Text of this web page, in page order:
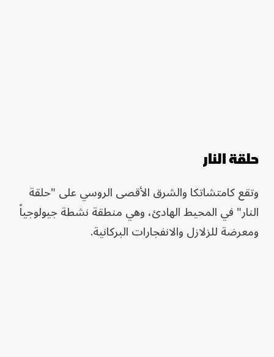
حلقة النار
وتقع كامتشاتكا والشرق الأقصى الروسي على "حلقة
النار" في المحيط الهادئ، وهي منطقة نشطة جيولوجياً
ومعرضة للزلازل والانفجارات البركانية.